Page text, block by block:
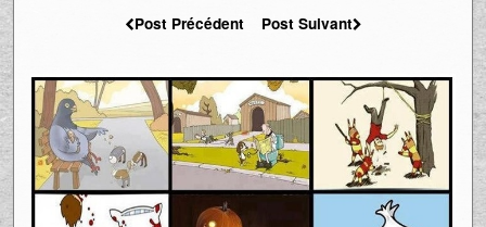
Post Précédent Post Suivant